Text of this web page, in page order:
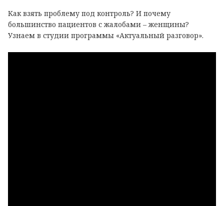
Как взять проблему под контроль? И почему
большинство пациентов с жалобами – женщины?
Узнаем в студии программы «Актуальный разговор».